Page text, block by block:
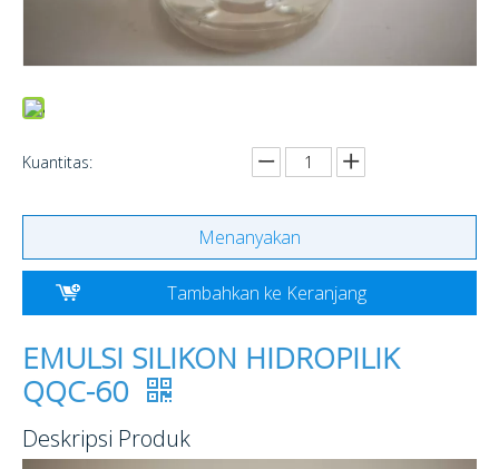
Kuantitas:
Menanyakan
Tambahkan ke Keranjang
EMULSI SILIKON HIDROPILIK
QQC-60
Deskripsi Produk